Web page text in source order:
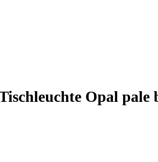
Opal pale